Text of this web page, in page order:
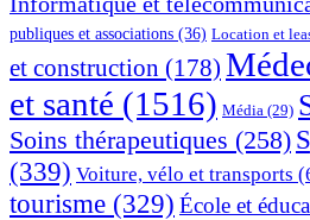
publiques et associations (36) Location et
et construction (178)
et santé (1516) Média (29)
Soins thérapeutiques (258)
(339) Voiture, vélo et transports
tourisme (329) École et